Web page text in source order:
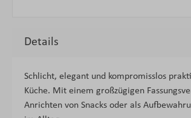
Details
Schlicht, elegant und kompromisslos
Küche. Mit einem großzügigen
Anrichten von Snacks oder als